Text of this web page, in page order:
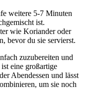
weitere 5-7 Minuten
ist.
wie Koriander oder
bevor du sie servierst.
zuzubereiten und
eine großartige
Abendessen und lässt
um sie noch